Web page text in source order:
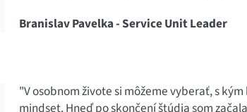
Branislav Pavelka - Service Unit Leader
"V osobnom živote si môžeme vyberať, s
mindset. Hneď po skončení štúdia som